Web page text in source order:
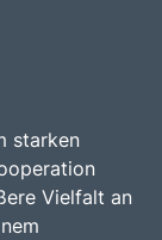
starken
Vielfalt an